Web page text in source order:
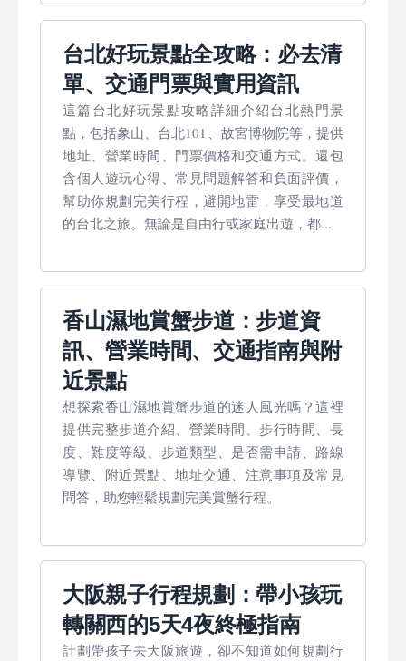
台北好玩景點全攻略：必去清
單、交通門票與實用資訊
這篇台北好玩景點攻略詳細介紹台北熱門景
點，包括象山、台北101、故宮博物院等，提供
地址、營業時間、門票價格和交通方式。還包
含個人遊玩心得、常見問題解答和負面評價，
幫助你規劃完美行程，避開地雷，享受最地道
的台北之旅。無論是自由行或家庭出遊，都...
香山濕地賞蟹步道：步道資
訊、營業時間、交通指南與附
近景點
想探索香山濕地賞蟹步道的迷人風光嗎？這裡
提供完整步道介紹、營業時間、步行時間、長
度、難度等級、步道類型、是否需申請、路線
導覽、附近景點、地址交通、注意事項及常見
問答，助您輕鬆規劃完美賞蟹行程。
大阪親子行程規劃：帶小孩玩
轉關西的5天4夜終極指南
計劃帶孩子去大阪旅遊，卻不知道如何規劃行